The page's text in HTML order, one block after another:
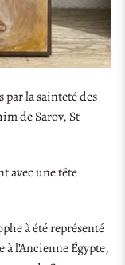
par la sainteté des
de Sarov, St
avec une tête
à été représenté
à l’Ancienne Égypte,